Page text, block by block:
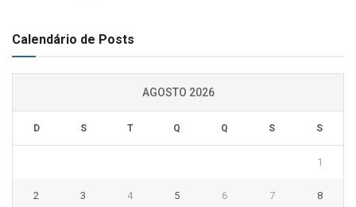
Calendário de Posts
AGOSTO 2026
D S T Q Q S S
1
2 3 4 5 6 7 8